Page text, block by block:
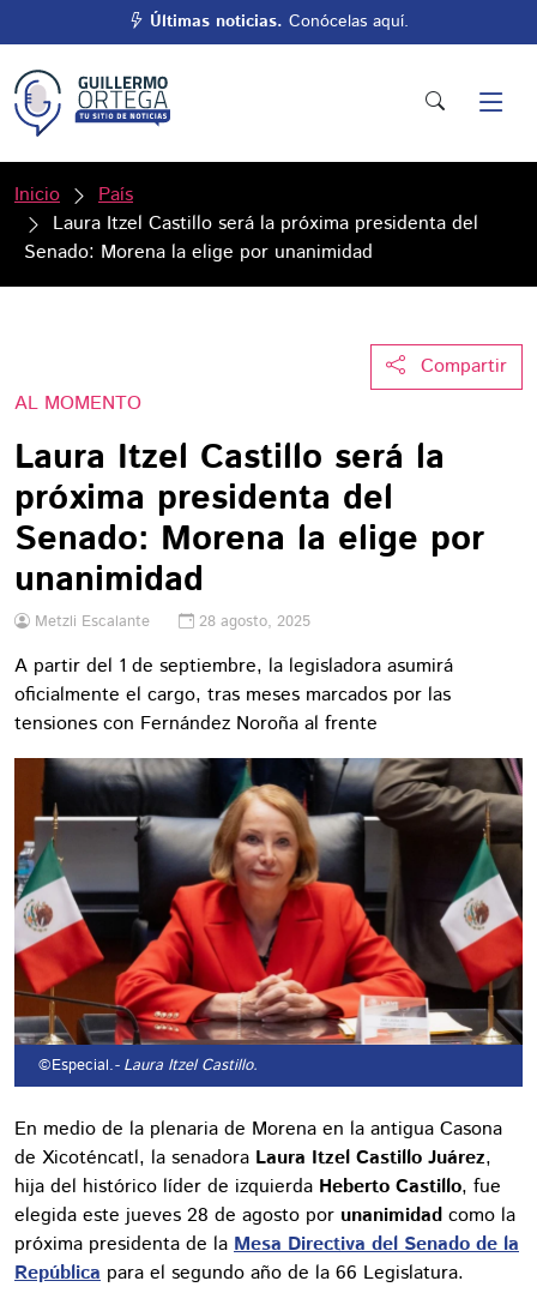
Últimas noticias. Conócelas aquí.
Inicio
País
Laura Itzel Castillo será la próxima presidenta del
Senado: Morena la elige por unanimidad
Compartir
AL MOMENTO
Laura Itzel Castillo será la
próxima presidenta del
Senado: Morena la elige por
unanimidad
Metzli Escalante 28 agosto, 2025
A partir del 1 de septiembre, la legisladora asumirá
oficialmente el cargo, tras meses marcados por las
tensiones con Fernández Noroña al frente
©Especial.- Laura Itzel Castillo.
En medio de la plenaria de Morena en la antigua Casona
de Xicoténcatl, la senadora Laura Itzel Castillo Juárez,
hija del histórico líder de izquierda Heberto Castillo, fue
elegida este jueves 28 de agosto por unanimidad como la
próxima presidenta de la Mesa Directiva del Senado de la
República para el segundo año de la 66 Legislatura.